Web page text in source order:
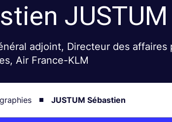
JUSTUM
adjoint, Directeur des affaires
Air France-KLM
JUSTUM Sébastien